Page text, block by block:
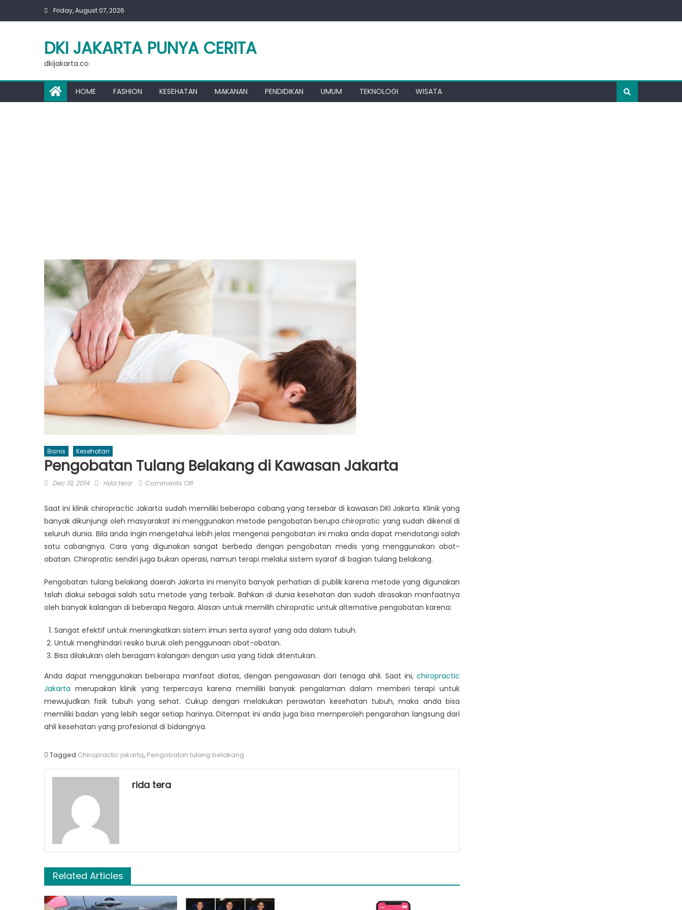
Friday, August 07, 2026
DKI JAKARTA PUNYA CERITA
dkijakarta.co
HOME FASHION KESEHATAN MAKANAN PENDIDIKAN UMUM TEKNOLOGI WISATA
Bisnis Kesehatan
Pengobatan Tulang Belakang di Kawasan Jakarta
Posted
Dec 19, 2014 Author
rida tera Comments Offon
Tulang
Belakang
di
Kawasan
Jakarta
Saat ini klinik chiropractic Jakarta sudah memiliki beberapa cabang yang tersebar di kawasan DKI Jakarta. Klinik yang
banyak dikunjungi oleh masyarakat ini menggunakan metode pengobatan berupa chiropratic yang sudah dikenal di
seluruh dunia. Bila anda ingin mengetahui lebih jelas mengenai pengobatan ini maka anda dapat mendatangi salah
satu cabangnya. Cara yang digunakan sangat berbeda dengan pengobatan medis yang menggunakan obat-
obatan. Chiropratic sendiri juga bukan operasi, namun terapi melalui sistem syaraf di bagian tulang belakang.
Pengobatan tulang belakang daerah Jakarta ini menyita banyak perhatian di publik karena metode yang digunakan
telah diakui sebagai salah satu metode yang terbaik. Bahkan di dunia kesehatan dan sudah dirasakan manfaatnya
oleh banyak kalangan di beberapa Negara. Alasan untuk memilih chiropratic untuk alternative pengobatan karena:
Sangat efektif untuk meningkatkan sistem imun serta syaraf yang ada dalam tubuh.
Untuk menghindari resiko buruk oleh penggunaan obat-obatan.
Bisa dilakukan oleh beragam kalangan dengan usia yang tidak ditentukan.
Anda dapat menggunakan beberapa manfaat diatas, dengan pengawasan dari tenaga ahli. Saat ini, chiropractic
Jakarta merupakan klinik yang terpercaya karena memiliki banyak pengalaman dalam memberi terapi untuk
mewujudkan fisik tubuh yang sehat. Cukup dengan melakukan perawatan kesehatan tubuh, maka anda bisa
memiliki badan yang lebih segar setiap harinya. Ditempat ini anda juga bisa memperoleh pengarahan langsung dari
ahli kesehatan yang profesional di bidangnya.
Tagged Chiropractic jakarta, Pengobatan tulang belakang
rida tera
Related Articles